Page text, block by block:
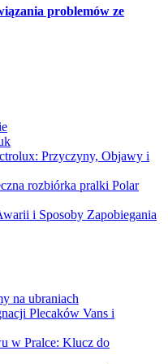
problemów ze
Przyczyny, Objawy i
rozbiórka pralki Polar
i Sposoby Zapobiegania
na ubraniach
Plecaków Vans i
w Pralce: Klucz do